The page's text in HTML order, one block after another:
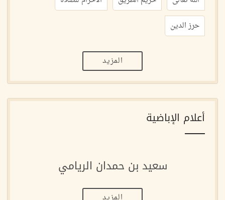
حرز الدين
المزيد
أعلام الإباضية
سعيد بن حمدان الريامي